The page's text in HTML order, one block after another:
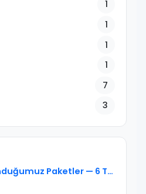
1
1
1
1
7
3
Colorido Tours: Sunduğumuz Paketler — 6 Tur Tipi